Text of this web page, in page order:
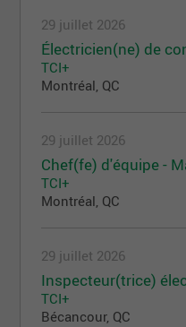
29 juillet 2026
Électricien(ne) de
TCI+
Montréal, QC
29 juillet 2026
Chef(fe) d'équipe -
TCI+
Montréal, QC
29 juillet 2026
Inspecteur(trice)
TCI+
Bécancour, QC